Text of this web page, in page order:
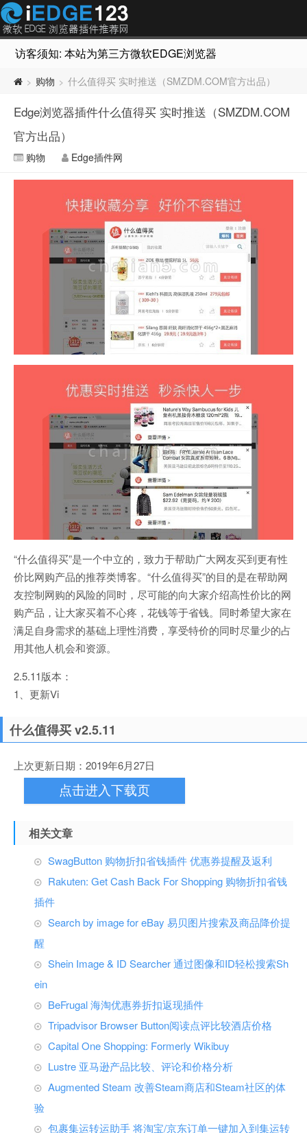
访客须知: 本站为第三方微软EDGE浏览器插件推荐网站，
> 购物 > 什么值得买 实时推送（SMZDM.COM官方出品）
Edge浏览器插件什么值得买 实时推送（SMZDM.COM
官方出品）
购物 Edge插件网
“什么值得买”是一个中立的，致力于帮助广大网友买到更有性
价比网购产品的推荐类博客。“什么值得买”的目的是在帮助网
友控制网购的风险的同时，尽可能的向大家介绍高性价比的网
购产品，让大家买着不心疼，花钱等于省钱。同时希望大家在
满足自身需求的基础上理性消费，享受特价的同时尽量少的占
用其他人机会和资源。
2.5.11版本：
1、更新Vi
什么值得买 v2.5.11
上次更新日期：2019年6月27日
点击进入下载页
相关文章
SwagButton 购物折扣省钱插件 优惠券提醒及返利
Rakuten: Get Cash Back For Shopping 购物折扣省钱
插件
Search by image for eBay 易贝图片搜索及商品降价提
醒
Shein Image & ID Searcher 通过图像和ID轻松搜索Sh
ein
BeFrugal 海淘优惠券折扣返现插件
Tripadvisor Browser Button阅读点评比较酒店价格
Capital One Shopping: Formerly Wikibuy
Lustre 亚马逊产品比较、评论和价格分析
Augmented Steam 改善Steam商店和Steam社区的体
验
包裹集运转运助手 将淘宝/京东订单一键加入到集运转